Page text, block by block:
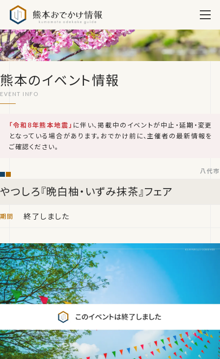
熊本のイベント情報
「令和8年熊本地震」 に伴い、掲載中のイベントが中止・延期・変更
となっている場合があります。おでかけ前に、主催者の最新情報を
ご確認ください。
やつしろ『晩白柚・いずみ抹茶』フェア
八代市
終了しました